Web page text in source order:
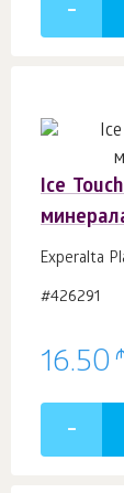
Ice
Experalta
#426291
16.50